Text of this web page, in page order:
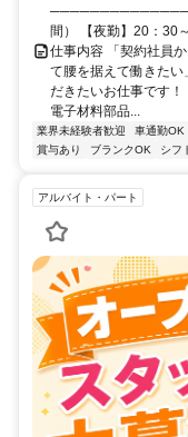
間） 【夜勤】20：30
仕事内容 「契約社員
て腰を据えて働きた
だきたいお仕事です
電子材料部品...
業界未経験者歓迎 車通勤OK
賞与あり
ブランクOK シフ
アルバイト・パート